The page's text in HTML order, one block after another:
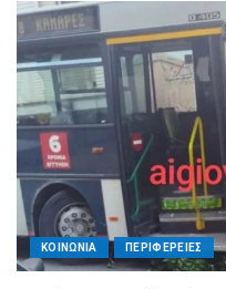
ΚΟΙΝΩΝΙΑ ΠΕΡΙΦΕΡΕΙΕΣ